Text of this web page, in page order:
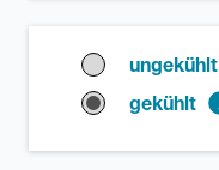
ungekühlt
gekühlt